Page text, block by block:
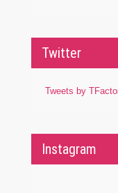
Twitter
Tweets by
Instagram